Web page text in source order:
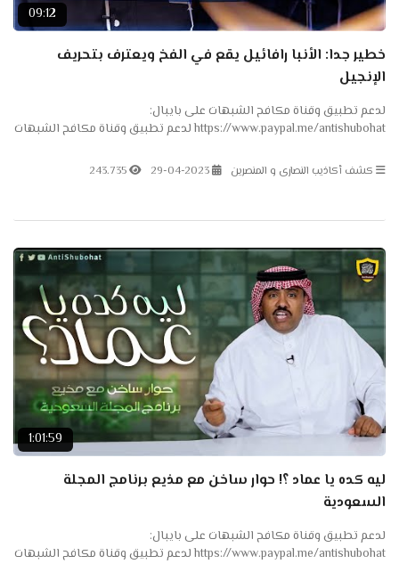
09:12
خطير جدا: الأنبا رافائيل يقع في الفخ ويعترف بتحريف
الإنجيل
لدعم تطبيق وقناة مكافح الشبهات على بايبال:
https://www.paypal.me/antishubohat لدعم تطبيق وقناة مكافح الشبهات
فودافون...
كشف أكاذيب النصارى و المنصرين 29-04-2023
243.735
1:01:59
ليه كده يا عماد ؟! حوار ساخن مع مذيع برنامج المجلة
السعودية
لدعم تطبيق وقناة مكافح الشبهات على بايبال:
https://www.paypal.me/antishubohat لدعم تطبيق وقناة مكافح الشبهات